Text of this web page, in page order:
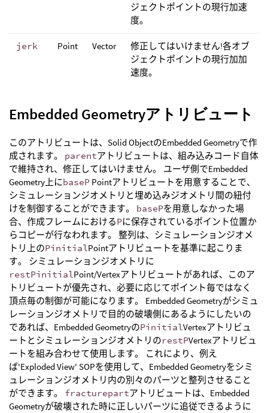
ジェクトポイントの現行加速
度。
jerk Point Vector
修正してはいけません!各オブ
ジェクトポイントの現行加加
速度。
Embedded Geometryアトリビュート
このアトリビュートは、Solid ObjectのEmbedded Geometryで作
成されます。 parentアトリビュートは、組み込みコード自体
で維持され、修正してはいけません。 ユーザ側でEmbedded
Geometry上にbaseP Pointアトリビュートを用意することで、
シミュレーションジオメトリと埋め込みジオメトリ間の紐付
けを制御することができます。 basePを用意しなかった場
合、作成フレームにおけるPに保存されているポイント位置か
らコピーが行なわれます。 整列は、シミュレーションジオメ
トリ上のPinitialPointアトリビュートを基準に起こりま
す。 シミュレーションジオメトリに
restPinitialPoint/Vertexアトリビュートがあれば、このア
トリビュートが優先され、必要に応じてポイント毎ではなく
頂点毎の制御が可能になります。 Embedded Geometryがシミュ
レーションジオメトリで目的の破壊側にあるようにしたいの
であれば、Embedded GeometryのPinitialVertexアトリビュ
ートとシミュレーションジオメトリのrestPVertexアトリビュ
ートを組み合わせて使用します。 これにより、例え
ば'Exploded View' SOPを使用して、Embedded Geometryをシミ
ュレーションジオメトリ内の別々のパーツと整列させること
ができます。 fracturepartアトリビュートは、Embedded
Geometryが破壊された時に正しいパーツに追従できるように